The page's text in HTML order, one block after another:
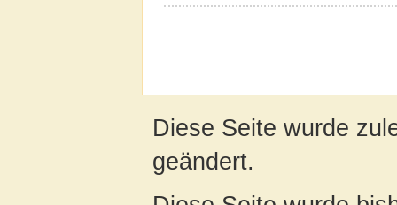
Diese Seite wurde
geändert.